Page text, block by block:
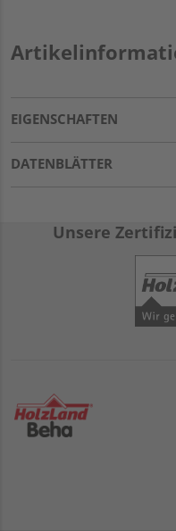
EIGENSCHAFTEN
DATENBLÄTTER
Unsere